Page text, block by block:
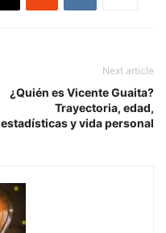
Next article
¿Quién es Vicente Guaita?
Trayectoria, edad,
estadísticas y vida personal